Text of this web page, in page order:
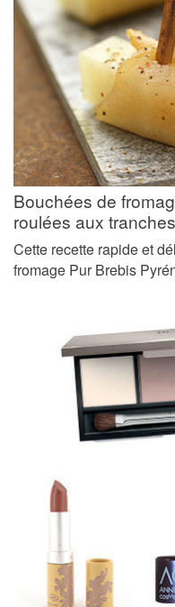
Bouchées de
roulées aux
Cette recette rapide et
fromage Pur Brebis